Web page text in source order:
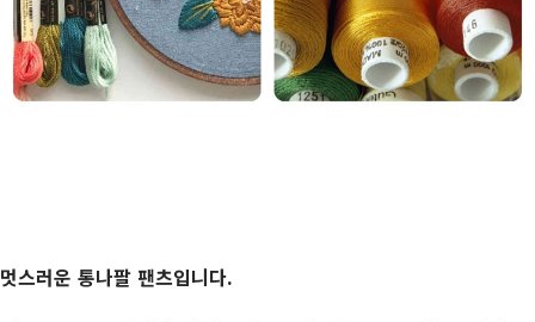
멋스러운 통나팔 팬츠입니다.